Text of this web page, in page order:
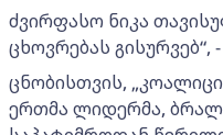
ძვირფასო ნიკა
ცხოვრებას გისურვებ“,
ცნობისთვის,
ერთმა ლიდერმა,